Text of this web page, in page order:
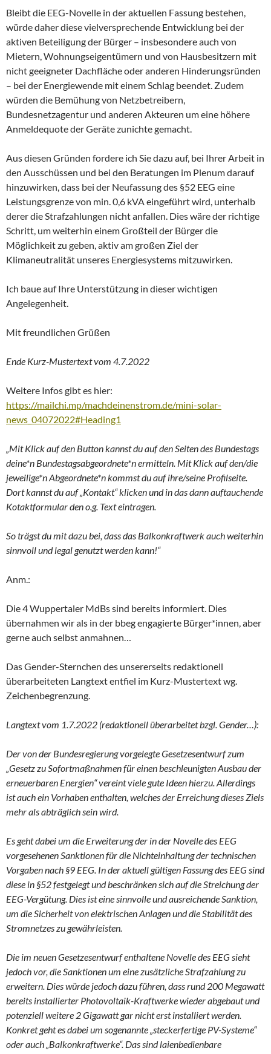
Bleibt die EEG-Novelle in der aktuellen Fassung bestehen,
würde daher diese vielversprechende Entwicklung bei der
aktiven Beteiligung der Bürger – insbesondere auch von
Mietern, Wohnungseigentümern und von Hausbesitzern mit
nicht geeigneter Dachfläche oder anderen Hinderungsründen
– bei der Energiewende mit einem Schlag beendet. Zudem
würden die Bemühung von Netzbetreibern,
Bundesnetzagentur und anderen Akteuren um eine höhere
Anmeldequote der Geräte zunichte gemacht.
Aus diesen Gründen fordere ich Sie dazu auf, bei Ihrer Arbeit in
den Ausschüssen und bei den Beratungen im Plenum darauf
hinzuwirken, dass bei der Neufassung des §52 EEG eine
Leistungsgrenze von min. 0,6 kVA eingeführt wird, unterhalb
derer die Strafzahlungen nicht anfallen. Dies wäre der richtige
Schritt, um weiterhin einem Großteil der Bürger die
Möglichkeit zu geben, aktiv am großen Ziel der
Klimaneutralität unseres Energiesystems mitzuwirken.
Ich baue auf Ihre Unterstützung in dieser wichtigen
Angelegenheit.
Mit freundlichen Grüßen
Ende Kurz-Mustertext vom 4.7.2022
Weitere Infos gibt es hier:
https://mailchi.mp/machdeinenstrom.de/mini-solar-
news_04072022#Heading1
„Mit Klick auf den Button kannst du auf den Seiten des Bundestags
deine*n Bundestagsabgeordnete*n ermitteln. Mit Klick auf den/die
jeweilige*n Abgeordnete*n kommst du auf ihre/seine Profilseite.
Dort kannst du auf „Kontakt“ klicken und in das dann auftauchende
Kotaktformular den o.g. Text eintragen.
So trägst du mit dazu bei, dass das Balkonkraftwerk auch weiterhin
sinnvoll und legal genutzt werden kann!“
Anm.:
Die 4 Wuppertaler MdBs sind bereits informiert. Dies
übernahmen wir als in der bbeg engagierte Bürger*innen, aber
gerne auch selbst anmahnen…
Das Gender-Sternchen des unsererseits redaktionell
überarbeiteten Langtext entfiel im Kurz-Mustertext wg.
Zeichenbegrenzung.
Langtext vom 1.7.2022 (redaktionell überarbeitet bzgl. Gender…):
Der von der Bundesregierung vorgelegte Gesetzesentwurf zum
„Gesetz zu Sofortmaßnahmen für einen beschleunigten Ausbau der
erneuerbaren Energien“ vereint viele gute Ideen hierzu. Allerdings
ist auch ein Vorhaben enthalten, welches der Erreichung dieses Ziels
mehr als abträglich sein wird.
Es geht dabei um die Erweiterung der in der Novelle des EEG
vorgesehenen Sanktionen für die Nichteinhaltung der technischen
Vorgaben nach §9 EEG. In der aktuell gültigen Fassung des EEG sind
diese in §52 festgelegt und beschränken sich auf die Streichung der
EEG-Vergütung. Dies ist eine sinnvolle und ausreichende Sanktion,
um die Sicherheit von elektrischen Anlagen und die Stabilität des
Stromnetzes zu gewährleisten.
Die im neuen Gesetzesentwurf enthaltene Novelle des EEG sieht
jedoch vor, die Sanktionen um eine zusätzliche Strafzahlung zu
erweitern. Dies würde jedoch dazu führen, dass rund 200 Megawatt
bereits installierter Photovoltaik-Kraftwerke wieder abgebaut und
potenziell weitere 2 Gigawatt gar nicht erst installiert werden.
Konkret geht es dabei um sogenannte „steckerfertige PV-Systeme“
oder auch „Balkonkraftwerke“. Das sind laienbedienbare